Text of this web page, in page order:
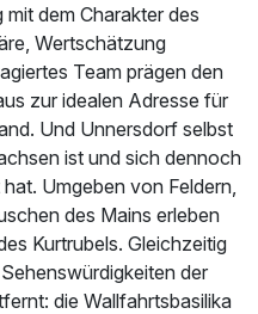
dem Charakter des
Wertschätzung
Team prägen den
zur idealen Adresse für
Und Unnersdorf selbst
ist und sich dennoch
Umgeben von Feldern,
des Mains erleben
Kurtrubels. Gleichzeitig
der
die Wallfahrtsbasilika